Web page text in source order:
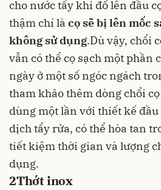
cho nước tẩy khi đổ lên đầu
thậm chí là cọ sẽ bị lên mốc
không sử dụng.Dù vậy, chổi
vẫn có thể cọ sạch một phần
ngày ở một số ngóc ngách
tham khảo thêm dòng chổi
dùng một lần với thiết kế
dịch tẩy rửa, có thể hòa tan
tiết kiệm thời gian và lượng
dụng.
2Thớt inox